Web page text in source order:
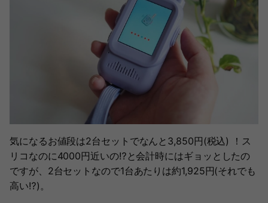
気になるお値段は2台セットでなんと3,850円(税込) ！ス
リコなのに4000円近いの⁉と会計時にはギョッとしたの
ですが、2台セットなので1台あたりは約1,925円(それでも
高い⁉)。